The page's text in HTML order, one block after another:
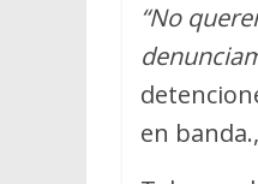
“No
en